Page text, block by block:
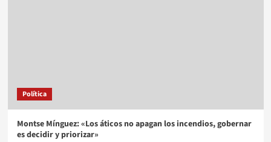
Política
Montse Mínguez: «Los áticos no apagan los incendios, gobernar
es decidir y priorizar»